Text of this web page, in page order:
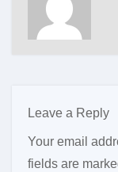
Leave a Reply
Your email
fields are